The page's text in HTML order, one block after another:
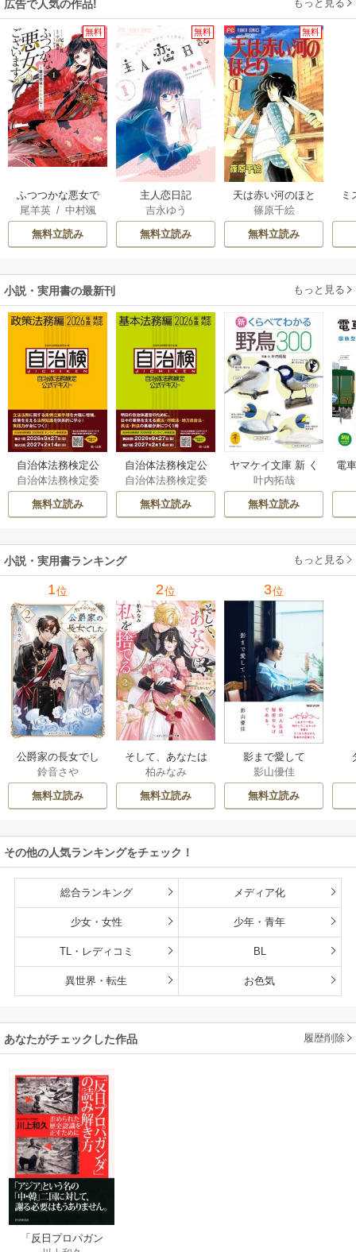
広告で人気の作品! もっと見る
無料
ふつつかな悪女で
はございますが ～
雛宮蝶鼠とりかえ
伝～
尾羊英/ 中村颯
希/ゆき哉
無料立読み
無料
主人恋日記
吉永ゆう
無料立読み
無料
天は赤い河のほと
り
篠原千絵
無料立読み
ミ
小説・実用書の最新刊 もっと見る
自治体法務検定公
式テキスト 政策
法務編 ２０２６
年度検定対応 1巻
自治体法務検定委
員会
無料立読み
自治体法務検定公
式テキスト 基本
法務編 ２０２６
年度検定対応 1巻
自治体法務検定委
員会
無料立読み
ヤマケイ文庫 新 く
らべてわかる野鳥3
00 1巻
叶内拓哉
無料立読み
電
小説・実用書ランキング もっと見る
1位
公爵家の長女でし
た
鈴音さや
無料立読み
2位
そして、あなたは
私を捨てる
柏みなみ
無料立読み
3位
影まで愛して
影山優佳
無料立読み
その他の人気ランキングをチェック！
総合ランキング メディア化
少女・女性 少年・青年
TL・レディコミ BL
異世界・転生 お色気
あなたがチェックした作品 履歴削除
「反日プロパガン